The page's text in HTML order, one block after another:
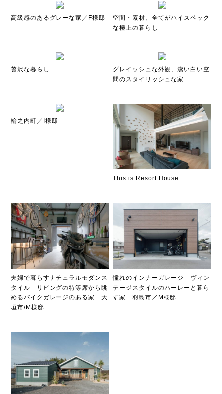
高級感のあるグレーな家／F様邸
空間・素材、全てがハイスペック
な極上の暮らし
贅沢な暮らし
グレイッシュな外観、潔い白い空
間のスタイリッシュな家
輪之内町／I様邸
This is Resort House
夫婦で暮らすナチュラルモダンス
タイル リビングの特等席から眺
めるバイクガレージのある家 大
垣市/M様邸
憧れのインナーガレージ ヴィン
テージスタイルのハーレーと暮ら
す家 羽島市／M様邸